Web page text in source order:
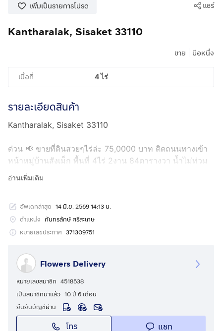
เพิ่มเป็นรายการโปรด แชร์
Kantharalak, Sisaket 33110
ขาย มือหนึ่ง
เนื้อที่ 4 ไร่
รายละเอียดสินค้า
Kantharalak, Sisaket 33110
ด่วน 📢 ขายที่ดินสวยๆไร่ล่ะ 75,0000 บาท ติดถนนทางเข้า
หน้าหมู่บ้านสังเม็ก พื้นที่ 4ไร่ 2งาน 84ตารางวา น้ำไม่ท่วม
เจ้าของขายเอง มีถนนล้อมรอบเข้าออกสะดวกสบาย
fullyfleur
อ่านเพิ่มเติม
อัพเดทล่าสุด 14 มิ.ย. 2569 14:13 น.
ตำแหน่ง กันทรลักษ์ ศรีสะเกษ
หมายเลขประกาศ 371309751
Flowers Delivery
หมายเลขสมาชิก 4518538
เป็นสมาชิกมาแล้ว 10 ปี 6 เดือน
ยืนยันบัญชีผ่าน
โทร แชท